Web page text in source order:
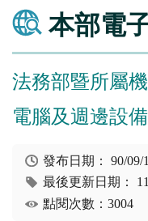
本部電
法務部暨所屬
電腦及週邊設
發布日期：90/09/
最後更新日期：
點閱次數：3004